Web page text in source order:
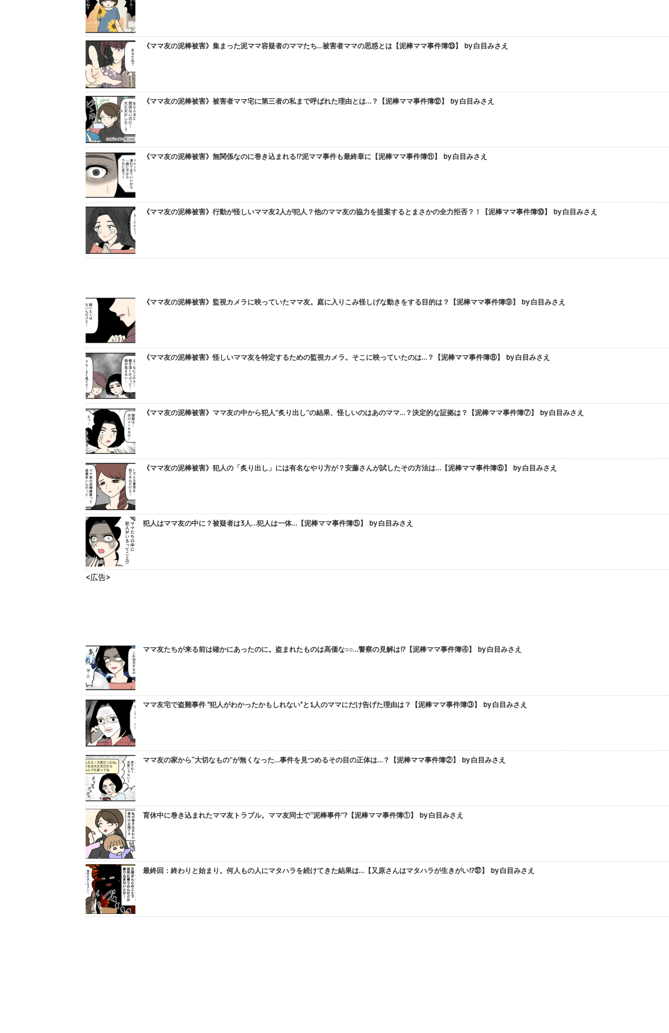
《ママ友の泥棒被害》集まった泥ママ容疑者のママたち…被害者ママの思惑とは【泥棒ママ事件簿⑬】 by 白目みさえ
《ママ友の泥棒被害》被害者ママ宅に第三者の私まで呼ばれた理由とは…？【泥棒ママ事件簿⑫】 by 白目みさえ
《ママ友の泥棒被害》無関係なのに巻き込まれる!?泥ママ事件も最終章に【泥棒ママ事件簿⑪】 by 白目みさえ
《ママ友の泥棒被害》行動が怪しいママ友2人が犯人？他のママ友の協力を提案するとまさかの全力拒否？！【泥棒ママ事件簿⑩】 by 白目みさえ
《ママ友の泥棒被害》監視カメラに映っていたママ友。庭に入りこみ怪しげな動きをする目的は？【泥棒ママ事件簿⑨】 by 白目みさえ
《ママ友の泥棒被害》怪しいママ友を特定するための監視カメラ。そこに映っていたのは…？【泥棒ママ事件簿⑧】 by 白目みさえ
《ママ友の泥棒被害》ママ友の中から犯人”炙り出し”の結果、怪しいのはあのママ…？決定的な証拠は？【泥棒ママ事件簿⑦】 by 白目みさえ
《ママ友の泥棒被害》犯人の「炙り出し」には有名なやり方が？安藤さんが試したその方法は…【泥棒ママ事件簿⑥】 by 白目みさえ
犯人はママ友の中に？被疑者は3人…犯人は一体…【泥棒ママ事件簿⑤】 by 白目みさえ
<広告>
ママ友たちが来る前は確かにあったのに。盗まれたものは高価な○○…警察の見解は!?【泥棒ママ事件簿④】 by 白目みさえ
ママ友宅で盗難事件 "犯人がわかったかもしれない"と1人のママにだけ告げた理由は？【泥棒ママ事件簿③】 by 白目みさえ
ママ友の家から“大切なもの”が無くなった…事件を見つめるその目の正体は…？【泥棒ママ事件簿②】 by 白目みさえ
育休中に巻き込まれたママ友トラブル。ママ友同士で“泥棒事件”?【泥棒ママ事件簿①】 by 白目みさえ
最終回：終わりと始まり。何人もの人にマタハラを続けてきた結果は…【又原さんはマタハラが生きがい!?㊲】 by 白目みさえ